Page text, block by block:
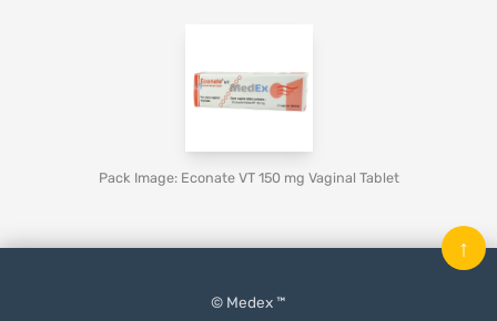
Pack Image: Econate VT 150 mg Vaginal Tablet
© Medex ™
↑